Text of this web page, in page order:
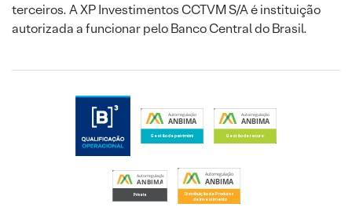
terceiros. A XP Investimentos CCTVM S/A é instituição
autorizada a funcionar pelo Banco Central do Brasil.